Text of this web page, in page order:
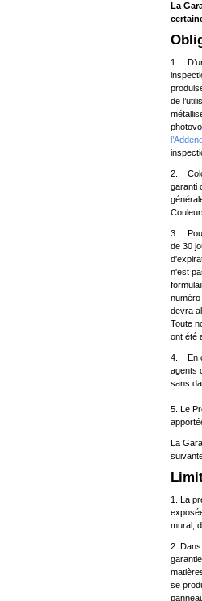
La
1.
de
2.
garanti
3. Pour
de 30
n'est
devra
Toute
ont été
4. En
agents
sans
5. Le
La
1. La
mural,
2.
se